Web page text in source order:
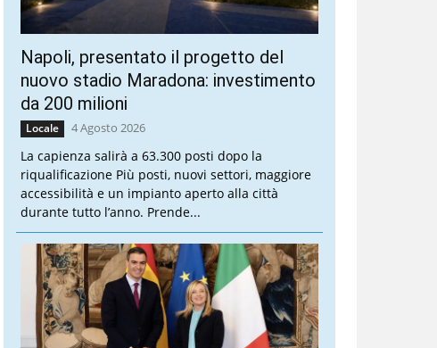
Napoli, presentato il progetto del
nuovo stadio Maradona: investimento
da 200 milioni
Locale 4 Agosto 2026
La capienza salirà a 63.300 posti dopo la
riqualificazione Più posti, nuovi settori, maggiore
accessibilità e un impianto aperto alla città
durante tutto l’anno. Prende...